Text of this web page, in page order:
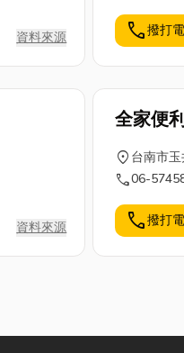
資料來源 call撥打
資料來源
全家便
location_on 台南市
call06-
call撥打